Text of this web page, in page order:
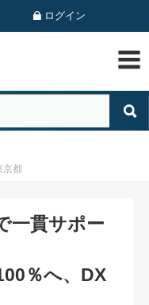
ログイン
京都
一貫サポー
％へ、DX